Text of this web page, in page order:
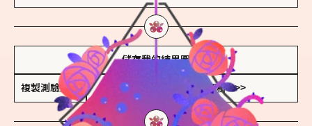
儲存我的結果圖
複製測驗連結 查看香氛類型全解析 >>>